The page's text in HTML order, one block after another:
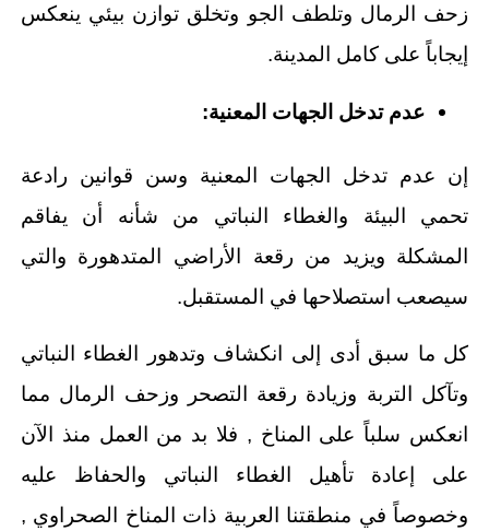
زحف الرمال وتلطف الجو وتخلق توازن بيئي ينعكس
إيجاباً على كامل المدينة.
عدم تدخل الجهات المعنية:
إن عدم تدخل الجهات المعنية وسن قوانين رادعة
تحمي البيئة والغطاء النباتي من شأنه أن يفاقم
المشكلة ويزيد من رقعة الأراضي المتدهورة والتي
سيصعب استصلاحها في المستقبل.
كل ما سبق أدى إلى انكشاف وتدهور الغطاء النباتي
وتآكل التربة وزيادة رقعة التصحر وزحف الرمال مما
انعكس سلباً على المناخ , فلا بد من العمل منذ الآن
على إعادة تأهيل الغطاء النباتي والحفاظ عليه
وخصوصاً في منطقتنا العربية ذات المناخ الصحراوي ,